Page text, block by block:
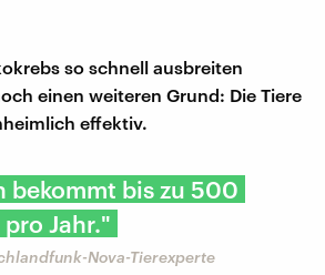
so schnell ausbreiten
einen weiteren Grund: Die Tiere
effektiv.
bekommt bis zu 500
Jahr."
Nova-Tierexperte